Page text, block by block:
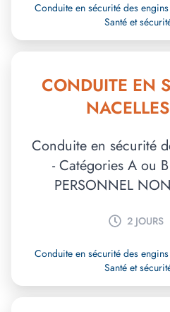
Conduite en sécurité des
Santé et
CONDUITE EN
Conduite en sécurité
- Catégories A ou
PERSONNEL
2 JOURS
Conduite en sécurité des
Santé et